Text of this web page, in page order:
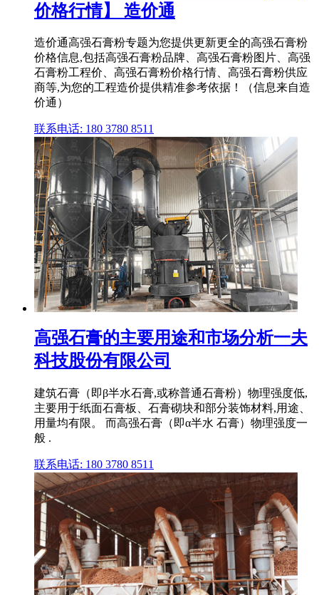
价格行情】 造价通
造价通高强石膏粉专题为您提供更新更全的高强石膏粉
价格信息,包括高强石膏粉品牌、高强石膏粉图片、高强
石膏粉工程价、高强石膏粉价格行情、高强石膏粉供应
商等,为您的工程造价提供精准参考依据！（信息来自造
价通）
联系电话: 180 3780 8511
高强石膏的主要用途和市场分析一夫
科技股份有限公司
建筑石膏（即β半水石膏,或称普通石膏粉）物理强度低,
主要用于纸面石膏板、石膏砌块和部分装饰材料,用途、
用量均有限。 而高强石膏（即α半水 石膏）物理强度一
般 .
联系电话: 180 3780 8511